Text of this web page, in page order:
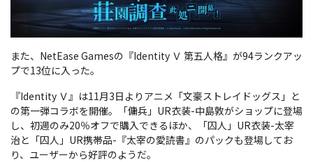
また、 NetEase Gamesの『Identity Ｖ 第五人格』が94ランクアッ
プで13位に入った。
『Identity Ｖ』は11月3日よりアニメ「文豪ストレイドッグス」と
の第一弾コラボを開催。「傭兵」UR衣装-中島敦がショップに登場
し、初週のみ20％オフで購入できるほか、「囚人」UR衣装-太宰
治と「囚人」UR携帯品-『太宰の愛読書』のパックも登場してお
り、ユーザーから好評のようだ。